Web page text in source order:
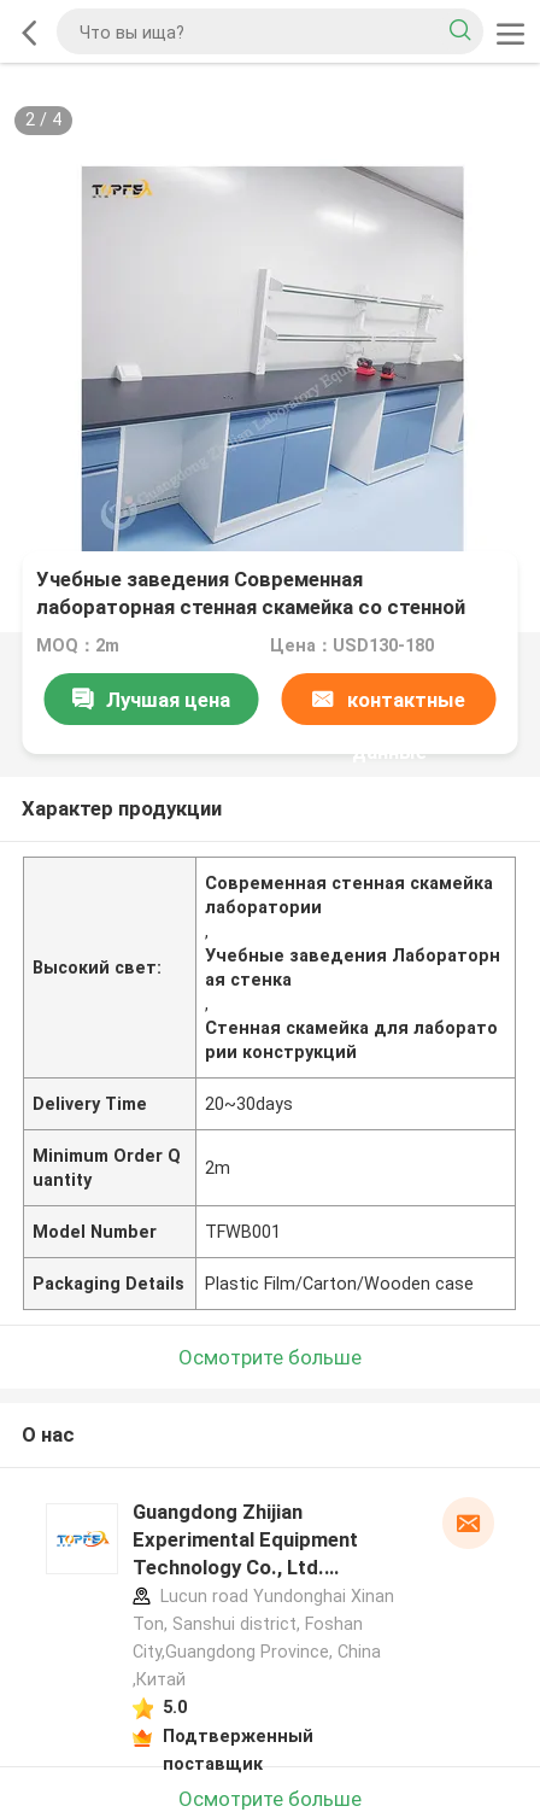
2/ 4
Учебные заведения Современная
лабораторная стенная скамейка со стенной
конструкцией
MOQ：2m Цена：USD130-180
Лучшая цена контактные
данные
Характер продукции
Высокий свет:
Современная стенная скамейка
лаборатории
,
Учебные заведения Лабораторн
ая стенка
,
Стенная скамейка для лаборато
рии конструкций
Delivery Time 20~30days
Minimum Order Q
uantity
2m
Model Number TFWB001
Packaging Details Plastic Film/Carton/Wooden case
Осмотрите больше
О нас
Guangdong Zhijian
Experimental Equipment
Technology Co., Ltd.
профиль производителя
Lucun road Yundonghai Xinan
Ton, Sanshui district, Foshan
City,Guangdong Province, China
,Китай
5.0
Подтверженный
поставщик
Осмотрите больше